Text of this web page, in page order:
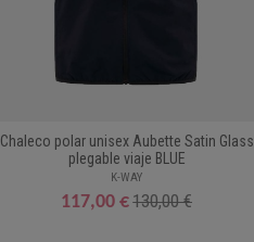
Chaleco polar unisex Aubette Satin Glass
plegable viaje BLUE
K-WAY
117,00 €130,00 €